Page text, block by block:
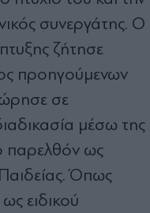
συνεργάτης. Ο
ζήτησε
προηγούμενων
σε
μέσω της
παρελθόν ως
Όπως
ειδικού